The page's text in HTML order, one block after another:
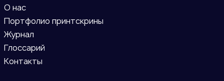
О нас
Портфолио принтскрины
Журнал
Глоссарий
Контакты